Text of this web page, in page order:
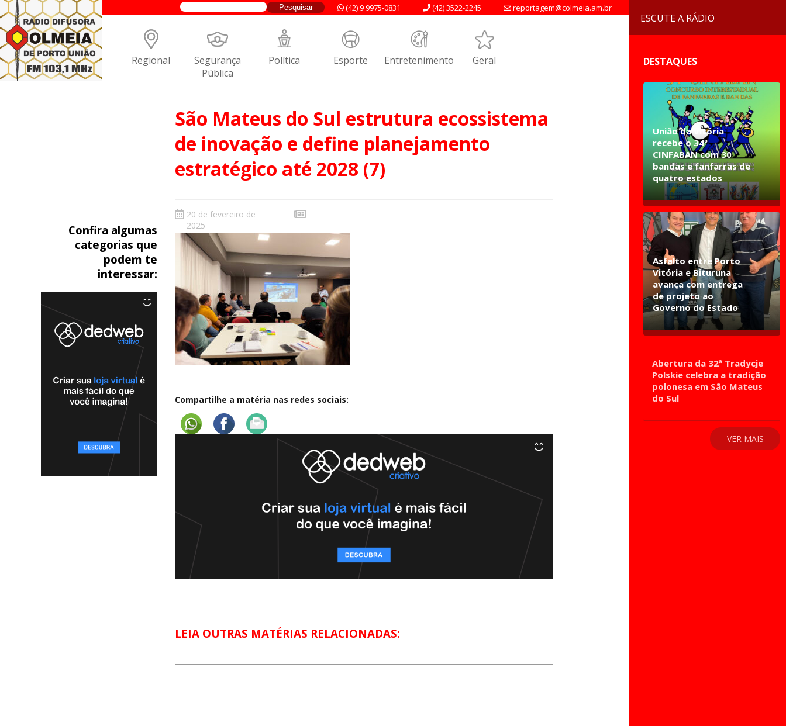
reportagem@colmeia.am.br
(42) 3522-2245
(42) 9 9975-0831
Regional Segurança
Pública
Política Esporte Entretenimento Geral
São Mateus do Sul estrutura ecossistema
de inovação e define planejamento
estratégico até 2028 (7)
Confira algumas
categorias que
podem te
interessar:
20 de fevereiro de
2025
Compartilhe a matéria nas redes sociais:
LEIA OUTRAS MATÉRIAS RELACIONADAS:
ESCUTE A RÁDIO
DESTAQUES
União da Vitória
recebe o 34º
CINFABAN com 30
bandas e fanfarras de
quatro estados
Asfalto entre Porto
Vitória e Bituruna
avança com entrega
de projeto ao
Governo do Estado
Abertura da 32ª Tradycje
Polskie celebra a tradição
polonesa em São Mateus
do Sul
VER MAIS